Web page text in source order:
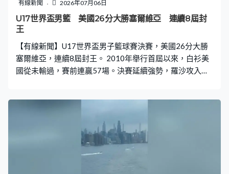
有線新聞 2026年07月06日
U17世界盃男籃 美國26分大勝塞爾維亞 連續8屆封
王
【有線新聞】U17世界盃男子籃球賽決賽，美國26分大勝
塞爾維亞，連續8屆封王。 2010年舉行首屆以來，白衫美
國從未輸過，賽前連贏57場。決賽延續強勢，羅沙攻入球
15籃板當選賽事MVP。美國最多拋離34分下，贏107比
81，連續8屆稱霸U17世界盃。